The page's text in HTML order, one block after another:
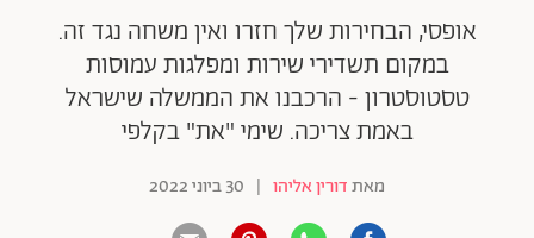
אופסי, הבחירות שלך חזרו ואין משחה נגד זה.
במקום תשדירי שירות ומפלגות עמוסות
טסטוסטרון - הרכבנו את הממשלה שישראל
באמת צריכה. שימי "את" בקלפי
מאתדורין אליהו | 30 ביוני 2022